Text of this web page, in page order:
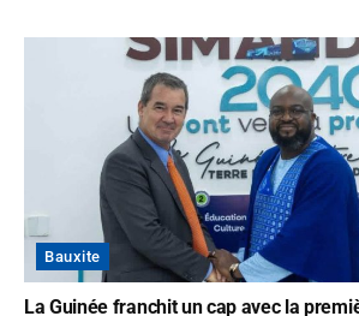
Bauxite
La Guinée franchit un cap avec la